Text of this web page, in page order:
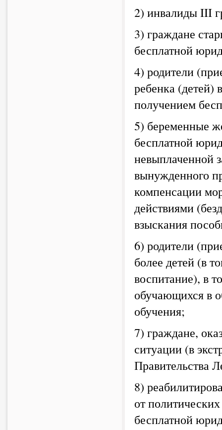
2) инвалиды III
3) граждане
бесплатной
4) родители
ребенка (детей)
получением
5) беременные
бесплатной
невыплаченной
вынужденного
компенсации
действиями
взыскания
6) родители
более детей (в
воспитание), в
обучающихся в
обучения;
7) граждане,
ситуации (в
Правительства
8)
от
бесплатной